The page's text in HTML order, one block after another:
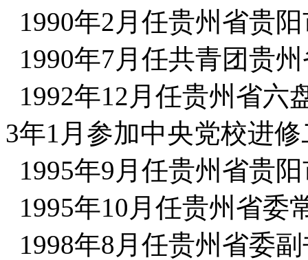
1990年2月任贵州省贵
1990年7月任共青团贵
1992年12月任贵州省六
3年1月参加中央党校进
1995年9月任贵州省贵
1995年10月任贵州省委
1998年8月任贵州省委